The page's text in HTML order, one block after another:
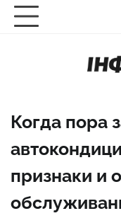
Перейти
Когда пора
признаки и